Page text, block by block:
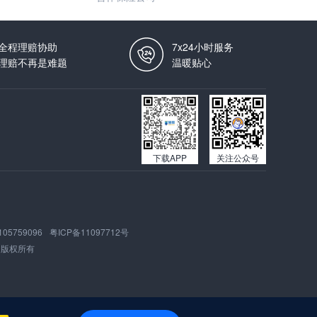
程理赔协助
赔不再是难题
7x24小时服务
温暖贴心
下载APP 关注公众号
粤ICP备11097712号
版权所有